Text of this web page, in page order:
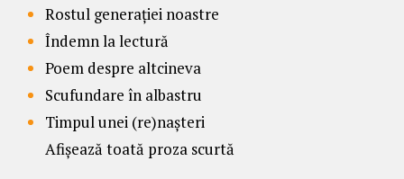
Rostul generației noastre
Îndemn la lectură
Poem despre altcineva
Scufundare în albastru
Timpul unei (re)nașteri
Afișează toată proza scurtă